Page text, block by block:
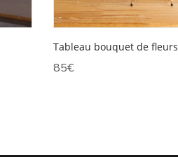
Tableau bouquet de fleurs
85€